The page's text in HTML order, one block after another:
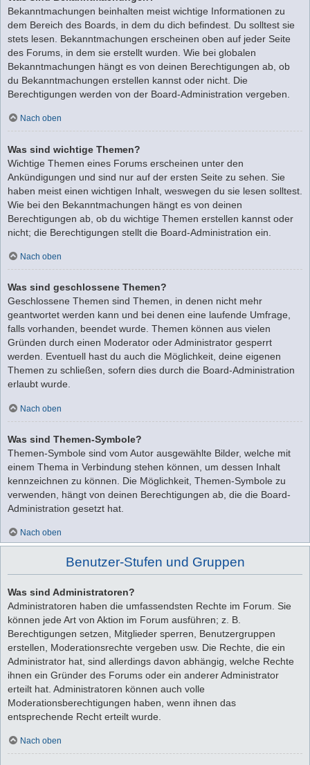
Bekanntmachungen beinhalten meist wichtige Informationen zu
dem Bereich des Boards, in dem du dich befindest. Du solltest sie
stets lesen. Bekanntmachungen erscheinen oben auf jeder Seite
des Forums, in dem sie erstellt wurden. Wie bei globalen
Bekanntmachungen hängt es von deinen Berechtigungen ab, ob
du Bekanntmachungen erstellen kannst oder nicht. Die
Berechtigungen werden von der Board-Administration vergeben.
Nach oben
Was sind wichtige Themen?
Wichtige Themen eines Forums erscheinen unter den
Ankündigungen und sind nur auf der ersten Seite zu sehen. Sie
haben meist einen wichtigen Inhalt, weswegen du sie lesen solltest.
Wie bei den Bekanntmachungen hängt es von deinen
Berechtigungen ab, ob du wichtige Themen erstellen kannst oder
nicht; die Berechtigungen stellt die Board-Administration ein.
Nach oben
Was sind geschlossene Themen?
Geschlossene Themen sind Themen, in denen nicht mehr
geantwortet werden kann und bei denen eine laufende Umfrage,
falls vorhanden, beendet wurde. Themen können aus vielen
Gründen durch einen Moderator oder Administrator gesperrt
werden. Eventuell hast du auch die Möglichkeit, deine eigenen
Themen zu schließen, sofern dies durch die Board-Administration
erlaubt wurde.
Nach oben
Was sind Themen-Symbole?
Themen-Symbole sind vom Autor ausgewählte Bilder, welche mit
einem Thema in Verbindung stehen können, um dessen Inhalt
kennzeichnen zu können. Die Möglichkeit, Themen-Symbole zu
verwenden, hängt von deinen Berechtigungen ab, die die Board-
Administration gesetzt hat.
Nach oben
Benutzer-Stufen und Gruppen
Was sind Administratoren?
Administratoren haben die umfassendsten Rechte im Forum. Sie
können jede Art von Aktion im Forum ausführen; z. B.
Berechtigungen setzen, Mitglieder sperren, Benutzergruppen
erstellen, Moderationsrechte vergeben usw. Die Rechte, die ein
Administrator hat, sind allerdings davon abhängig, welche Rechte
ihnen ein Gründer des Forums oder ein anderer Administrator
erteilt hat. Administratoren können auch volle
Moderationsberechtigungen haben, wenn ihnen das
entsprechende Recht erteilt wurde.
Nach oben